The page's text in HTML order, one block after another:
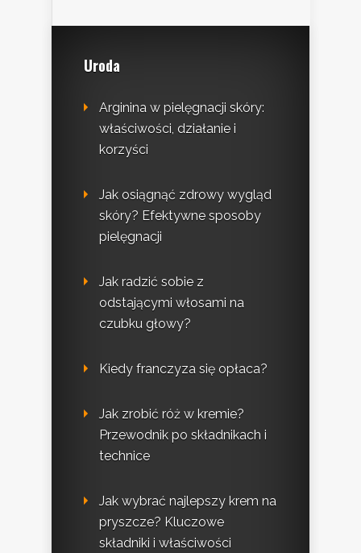
Uroda
Arginina w pielęgnacji skóry:
właściwości, działanie i
korzyści
Jak osiągnąć zdrowy wygląd
skóry? Efektywne sposoby
pielęgnacji
Jak radzić sobie z
odstającymi włosami na
czubku głowy?
Kiedy franczyza się opłaca?
Jak zrobić róż w kremie?
Przewodnik po składnikach i
technice
Jak wybrać najlepszy krem na
pryszcze? Kluczowe
składniki i właściwości